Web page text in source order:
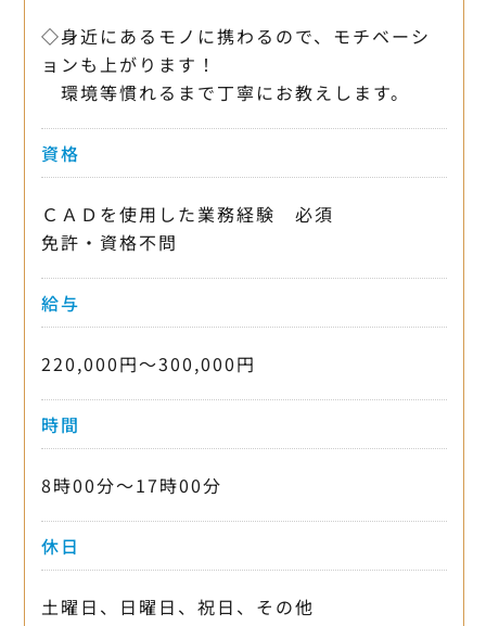
◇身近にあるモノに携わるので、モチベーシ
ョンも上がります！
環境等慣れるまで丁寧にお教えします。
資格
ＣＡＤを使用した業務経験 必須
免許・資格不問
給与
220,000円〜300,000円
時間
8時00分〜17時00分
休日
土曜日、日曜日、祝日、その他